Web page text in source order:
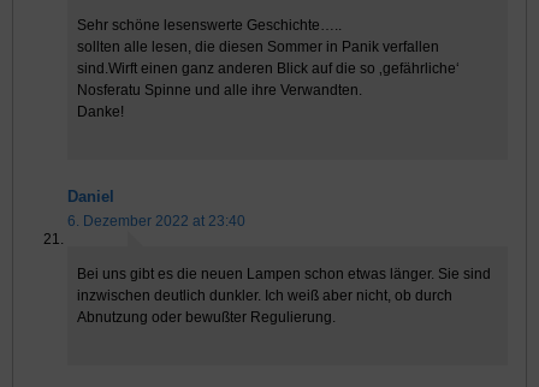
Sehr schöne lesenswerte Geschichte…..
sollten alle lesen, die diesen Sommer in Panik verfallen
sind.Wirft einen ganz anderen Blick auf die so ‚gefährliche‘
Nosferatu Spinne und alle ihre Verwandten.
Danke!
Daniel
6. Dezember 2022 at 23:40
Bei uns gibt es die neuen Lampen schon etwas länger. Sie sind
inzwischen deutlich dunkler. Ich weiß aber nicht, ob durch
Abnutzung oder bewußter Regulierung.